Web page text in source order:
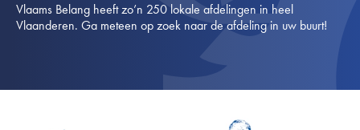
Vlaams Belang heeft zo’n 250 lokale afdelingen in heel
Vlaanderen. Ga meteen op zoek naar de afdeling in uw buurt!